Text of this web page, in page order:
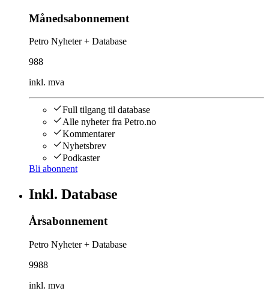
Månedsabonnement
Petro Nyheter + Database
988
inkl. mva
Full tilgang til database
Alle nyheter fra Petro.no
Kommentarer
Nyhetsbrev
Podkaster
Bli abonnent
Inkl. Database
Årsabonnement
Petro Nyheter + Database
9988
inkl. mva